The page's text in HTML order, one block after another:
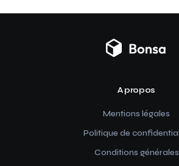
A propos
Mentions légales
Politique de
Conditions générales